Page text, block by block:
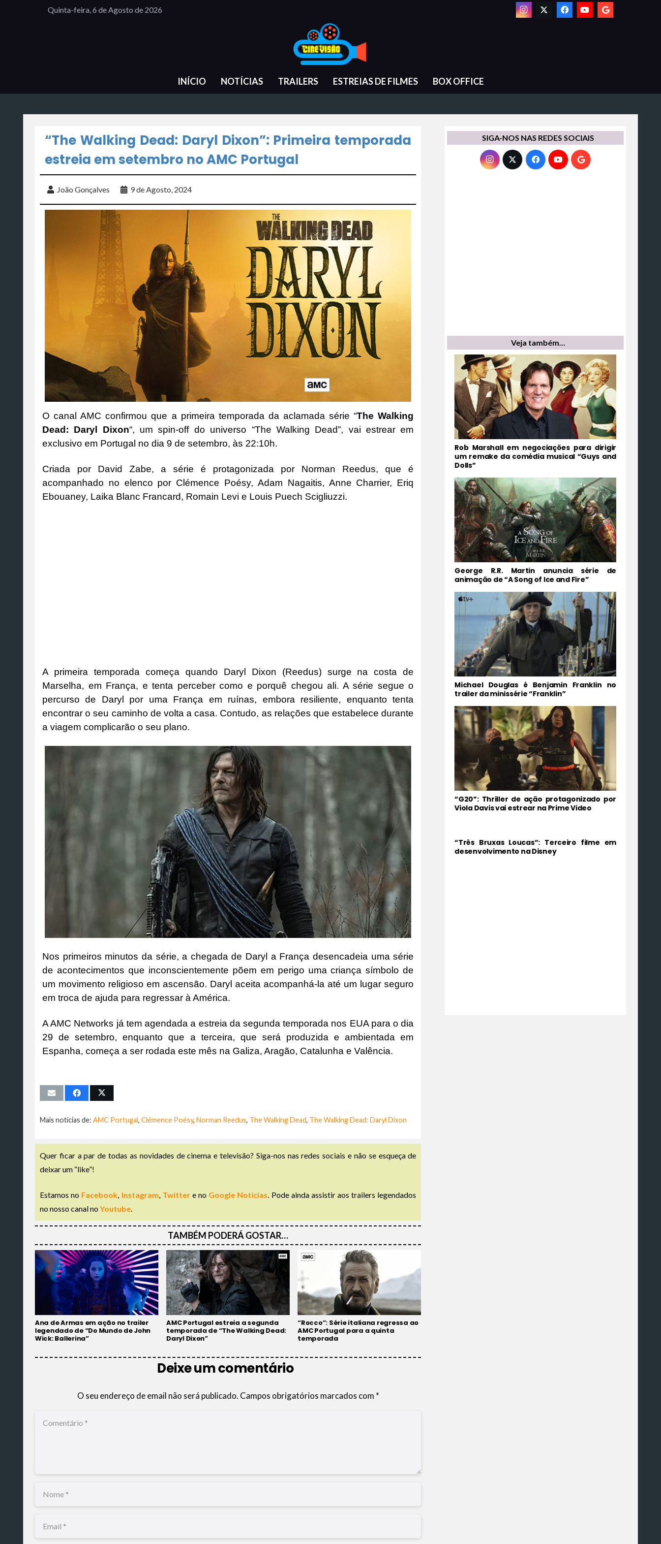
Quinta-feira, 6 de Agosto de 2026
INÍCIO NOTÍCIAS TRAILERS ESTREIAS DE FILMES BOX OFFICE
“The Walking Dead: Daryl Dixon”: Primeira temporada
estreia em setembro no AMC Portugal
João Gonçalves 9 de Agosto, 2024
O canal AMC confirmou que a primeira temporada da aclamada série “The Walking
Dead: Daryl Dixon“, um spin-off do universo “The Walking Dead”, vai estrear em
exclusivo em Portugal no dia 9 de setembro, às 22:10h.
Criada por David Zabe, a série é protagonizada por Norman Reedus, que é
acompanhado no elenco por Clémence Poésy, Adam Nagaitis, Anne Charrier, Eriq
Ebouaney, Laika Blanc Francard, Romain Levi e Louis Puech Scigliuzzi.
A primeira temporada começa quando Daryl Dixon (Reedus) surge na costa de
Marselha, em França, e tenta perceber como e porquê chegou ali. A série segue o
percurso de Daryl por uma França em ruínas, embora resiliente, enquanto tenta
encontrar o seu caminho de volta a casa. Contudo, as relações que estabelece durante
a viagem complicarão o seu plano.
Nos primeiros minutos da série, a chegada de Daryl a França desencadeia uma série
de acontecimentos que inconscientemente põem em perigo uma criança símbolo de
um movimento religioso em ascensão. Daryl aceita acompanhá-la até um lugar seguro
em troca de ajuda para regressar à América.
A AMC Networks já tem agendada a estreia da segunda temporada nos EUA para o dia
29 de setembro, enquanto que a terceira, que será produzida e ambientada em
Espanha, começa a ser rodada este mês na Galiza, Aragão, Catalunha e Valência.
Mais notícias de: AMC Portugal, Clémence Poésy, Norman Reedus, The Walking Dead, The Walking Dead: Daryl Dixon
Quer ficar a par de todas as novidades de cinema e televisão? Siga-nos nas redes sociais e não se esqueça de
deixar um “like”!
Estamos no Facebook, Instagram, Twittere no Google Notícias. Pode ainda assistir aos trailers legendados
no nosso canal noYoutube.
TAMBÉM PODERÁ GOSTAR…
Ana de Armas em ação no trailer
legendado de “Do Mundo de John
Wick: Ballerina”
AMC Portugal estreia a segunda
temporada de “The Walking Dead:
Daryl Dixon”
“Rocco”: Série italiana regressa ao
AMC Portugal para a quinta
temporada
Deixe um comentário
O seu endereço de email não será publicado. Campos obrigatórios marcados com *
SIGA-NOS NAS REDES SOCIAIS
Veja também…
Rob Marshall em negociações para dirigir
um remake da comédia musical “Guys and
Dolls”
George R.R. Martin anuncia série de
animação de “A Song of Ice and Fire”
Michael Douglas é Benjamin Franklin no
trailer da minissérie “Franklin”
“G20”: Thriller de ação protagonizado por
Viola Davis vai estrear na Prime Video
“Três Bruxas Loucas”: Terceiro filme em
desenvolvimento na Disney